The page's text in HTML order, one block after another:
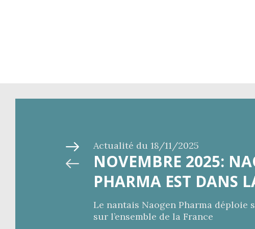
Actualité du 18/11/2025
NOVEMBRE 2025:
PHARMA EST DANS
Le nantais Naogen Pharma déploie
sur l’ensemble de la France